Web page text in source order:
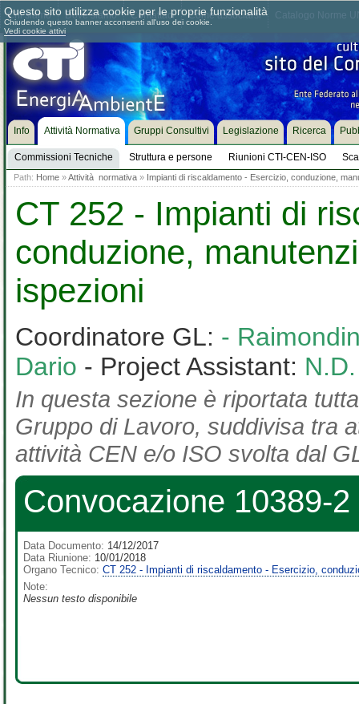
Chi siamo Dove siamo Contattaci Come associarsi
Info Attività Normativa
Commissioni Tecniche Struttura e persone Riunioni CTI-CEN-ISO
Gruppi Consultivi Legislazione Ricerca
Path: Home »Attività normativa » Impianti di riscaldamento - Esercizio, conduzione,
CT 252 - Impianti di
conduzione,
ispezioni
Coordinatore GL: -
Dario - Project Assistant: N.D.
In questa sezione è riportata
Gruppo di Lavoro, suddivisa tra
attività CEN e/o ISO svolta dal
Convocazione 10389-
Data Documento: 14/12/2017
Data Riunione: 10/01/2018
Organo Tecnico: CT 252 - Impianti di riscaldamento - Esercizio,
Note:
Nessun testo disponibile
Questo sito utilizza cookie per le proprie funzionalità
Chiudendo questo banner acconsenti all'uso dei cookie.
Vedi cookie attivi